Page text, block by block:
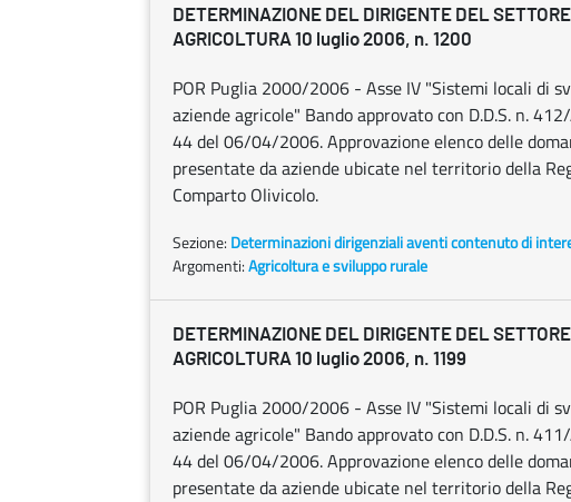
DETERMINAZIONE DEL DIRIGENTE DEL SETTORE
AGRICOLTURA 10 luglio 2006, n. 1200
POR Puglia 2000/2006 - Asse IV "Sistemi locali di
aziende agricole" Bando approvato con D.D.S. n.
44 del 06/04/2006. Approvazione elenco delle
presentate da aziende ubicate nel territorio della
Comparto Olivicolo.
Sezione: Determinazioni dirigenziali aventi contenuto di
Argomenti:Agricoltura e sviluppo rurale
DETERMINAZIONE DEL DIRIGENTE DEL SETTORE
AGRICOLTURA 10 luglio 2006, n. 1199
POR Puglia 2000/2006 - Asse IV "Sistemi locali di
aziende agricole" Bando approvato con D.D.S. n.
44 del 06/04/2006. Approvazione elenco delle
presentate da aziende ubicate nel territorio della